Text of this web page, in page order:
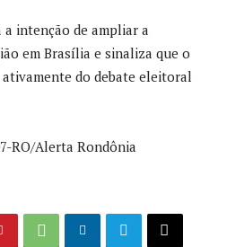
intenção de ampliar a
em Brasília e sinaliza que o
do debate eleitoral
RO/Alerta Rondônia